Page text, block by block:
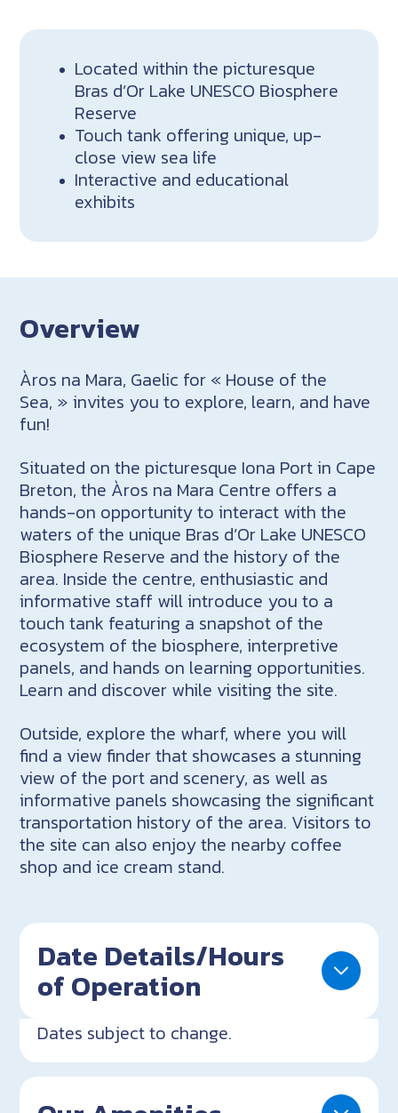
Located within the picturesque
Bras d’Or Lake UNESCO Biosphere
Reserve
Touch tank offering unique, up-
close view sea life
Interactive and educational
exhibits
Overview
Àros na Mara, Gaelic for « House of the
Sea, » invites you to explore, learn, and have
fun!
Situated on the picturesque Iona Port in Cape
Breton, the Àros na Mara Centre offers a
hands-on opportunity to interact with the
waters of the unique Bras d’Or Lake UNESCO
Biosphere Reserve and the history of the
area. Inside the centre, enthusiastic and
informative staff will introduce you to a
touch tank featuring a snapshot of the
ecosystem of the biosphere, interpretive
panels, and hands on learning opportunities.
Learn and discover while visiting the site.
Outside, explore the wharf, where you will
find a view finder that showcases a stunning
view of the port and scenery, as well as
informative panels showcasing the significant
transportation history of the area. Visitors to
the site can also enjoy the nearby coffee
shop and ice cream stand.
Date Details/Hours
of Operation
Dates subject to change.